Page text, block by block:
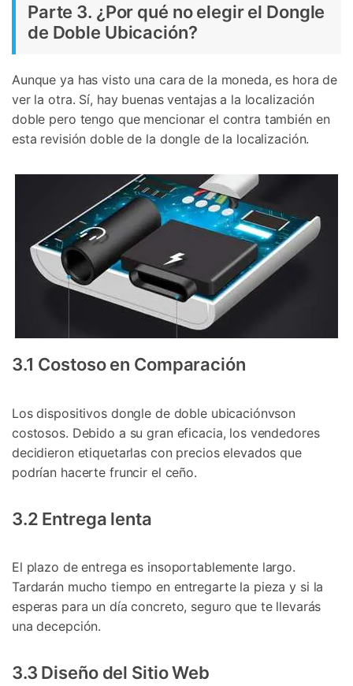
Parte 3. ¿Por qué no elegir el Dongle
de Doble Ubicación?
Aunque ya has visto una cara de la moneda, es hora de
ver la otra. Sí, hay buenas ventajas a la localización
doble pero tengo que mencionar el contra también en
esta revisión doble de la dongle de la localización.
3.1 Costoso en Comparación
Los dispositivos dongle de doble ubicaciónvson
costosos. Debido a su gran eficacia, los vendedores
decidieron etiquetarlas con precios elevados que
podrían hacerte fruncir el ceño.
3.2 Entrega lenta
El plazo de entrega es insoportablemente largo.
Tardarán mucho tiempo en entregarte la pieza y si la
esperas para un día concreto, seguro que te llevarás
una decepción.
3.3 Diseño del Sitio Web